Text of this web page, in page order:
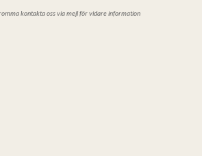
kontakta oss via mejl för vidare information